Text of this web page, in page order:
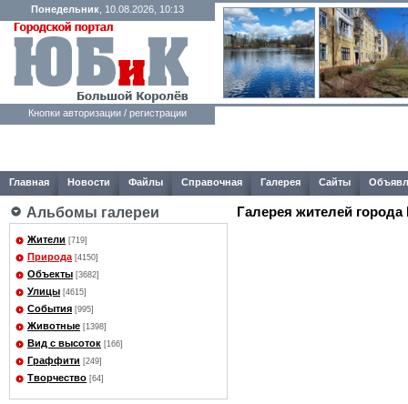
Понедельник , 10.08.2026, 10:13
Кнопки авторизации / регистрации
Главная Новости Файлы Справочная Галерея Сайты
Альбомы галереи
Жители [719]
Природа [4150]
Объекты [3682]
Улицы [4615]
События [995]
Животные [1398]
Вид с высоток [166]
Граффити [249]
Творчество [64]
Галерея жителей города